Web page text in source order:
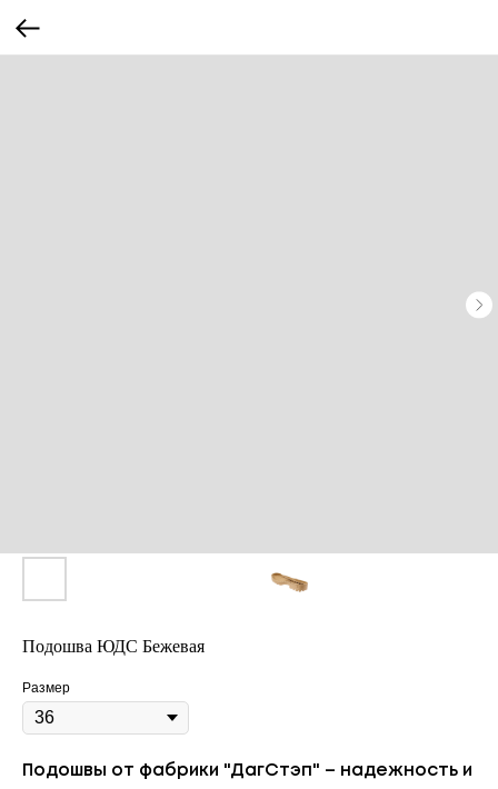
Подошва ЮДС Бежевая
Размер
Подошвы от фабрики "ДагСтэп" – надежность и